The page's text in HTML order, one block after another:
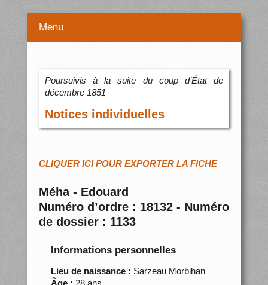
Menu
Poursuivis à la suite du coup d’État de
décembre 1851
Notices individuelles
CLIQUER ICI POUR EXPORTER LA FICHE
Méha - Edouard
Numéro d’ordre : 18132 - Numéro
de dossier : 1133
Informations personnelles
Lieu de naissance : Sarzeau Morbihan
Âge : 28 ans